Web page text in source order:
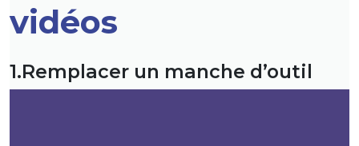
vidéos
1.Remplacer un manche d’outil